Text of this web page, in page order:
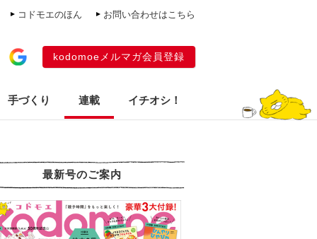
コドモエのほん お問い合わせはこちら
kodomoeメルマガ会員登録
手づくり 連載 イチオシ！
最新号のご案内